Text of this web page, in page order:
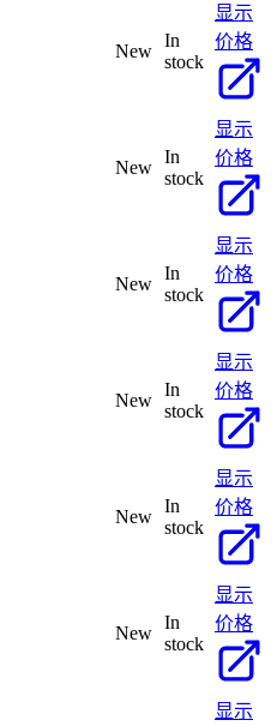
New
In
stock
显示
价格
New
In
stock
显示
价格
New
In
stock
显示
价格
New
In
stock
显示
价格
New
In
stock
显示
价格
New
In
stock
显示
价格
显示